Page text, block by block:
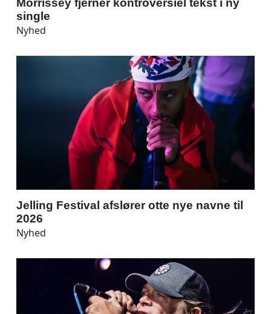
Morrissey fjerner kontroversiel tekst i ny
single
Nyhed
Jelling Festival afslører otte nye navne til
2026
Nyhed